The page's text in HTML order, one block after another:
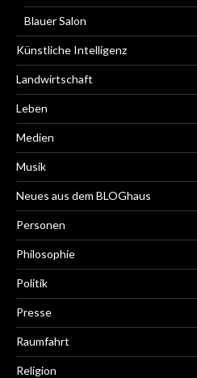
Blauer Salon
Künstliche Intelligenz
Landwirtschaft
Leben
Medien
Musik
Neues aus dem BLOGhaus
Personen
Philosophie
Politik
Presse
Raumfahrt
Religion